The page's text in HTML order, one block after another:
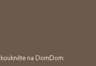
na DomDom